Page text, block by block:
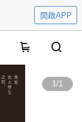
開啟APP
1/1